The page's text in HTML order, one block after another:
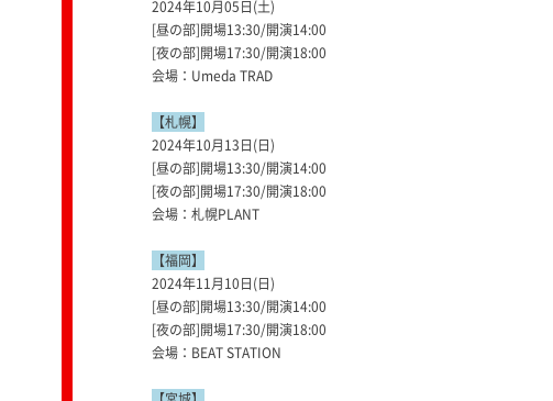
2024年10月05日(土)
[昼の部]開場13:30/開演14:00
[夜の部]開場17:30/開演18:00
会場：Umeda TRAD
【札幌】
2024年10月13日(日)
[昼の部]開場13:30/開演14:00
[夜の部]開場17:30/開演18:00
会場：札幌PLANT
【福岡】
2024年11月10日(日)
[昼の部]開場13:30/開演14:00
[夜の部]開場17:30/開演18:00
会場：BEAT STATION